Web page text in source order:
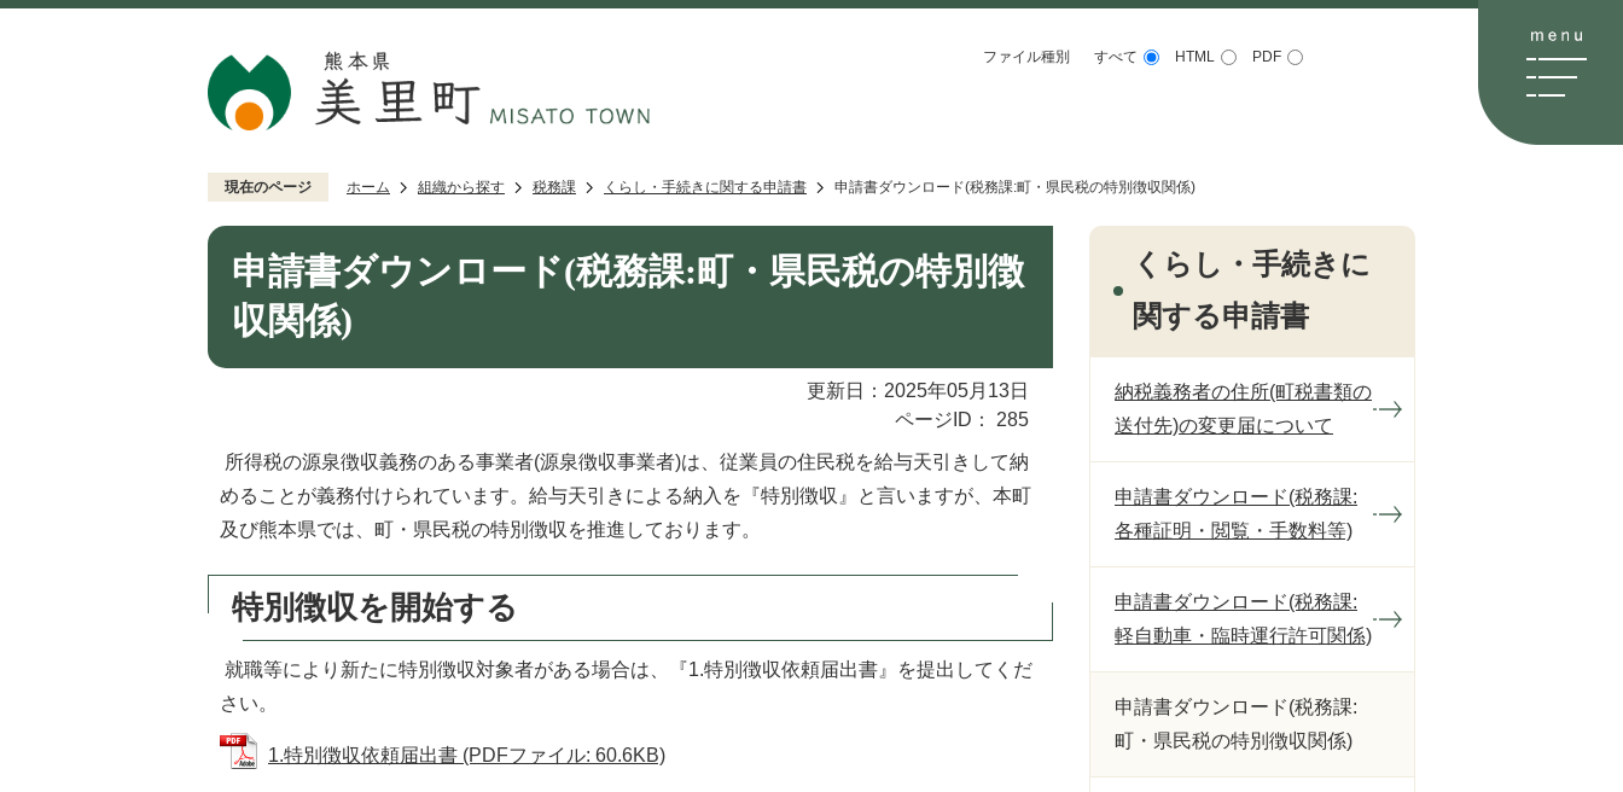
ファイル種別 すべて HTML PDF
現在のページ ホーム 組織から探す 税務課 くらし・手続きに関する申請書 申請書ダウンロード(税務課:町・県民税の特別徴収関係)
申請書ダウンロード(税務課:町・県民税の特別徴
収関係)
更新日：2025年05月13日
ページID：
285
所得税の源泉徴収義務のある事業者(源泉徴収事業者)は、従業員の住民税を給与天引きして納
めることが義務付けられています。給与天引きによる納入を『特別徴収』と言いますが、本町
及び熊本県では、町・県民税の特別徴収を推進しております。
特別徴収を開始する
就職等により新たに特別徴収対象者がある場合は、『1.特別徴収依頼届出書』を提出してくだ
さい。
1.特別徴収依頼届出書 (PDFファイル: 60.6KB)
くらし・手続きに
関する申請書
納税義務者の住所(町税書類の
送付先)の変更届について
申請書ダウンロード(税務課:
各種証明・閲覧・手数料等)
申請書ダウンロード(税務課:
軽自動車・臨時運行許可関係)
申請書ダウンロード(税務課:
町・県民税の特別徴収関係)